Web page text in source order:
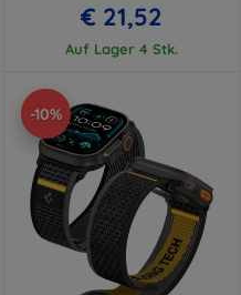
€ 21,52
Auf Lager 4 Stk.
-10%